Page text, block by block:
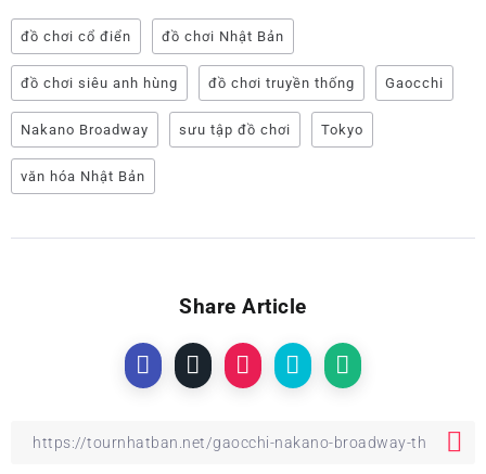
đồ chơi cổ điển đồ chơi Nhật Bản
đồ chơi siêu anh hùng đồ chơi truyền thống Gaocchi
Nakano Broadway sưu tập đồ chơi Tokyo
văn hóa Nhật Bản
Share Article